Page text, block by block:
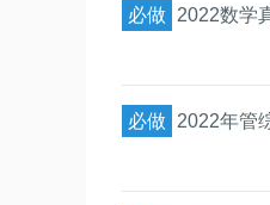
必做 2022数学
必做 2022年管